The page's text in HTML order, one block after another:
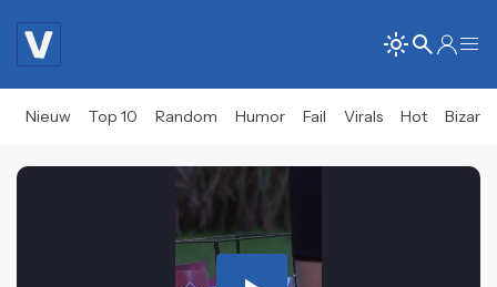
Nieuw Top 10 Random Humor Fail Virals Hot Bizar